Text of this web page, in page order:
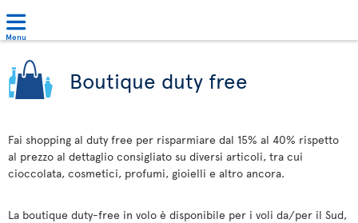
Menu
Boutique duty free
Fai shopping al duty free per risparmiare dal 15% al 40% rispetto
al prezzo al dettaglio consigliato su diversi articoli, tra cui
cioccolata, cosmetici, profumi, gioielli e altro ancora.
La boutique duty-free in volo è disponibile per i voli da/per il Sud,